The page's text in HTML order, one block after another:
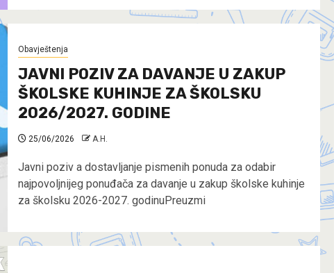
Obavještenja
JAVNI POZIV ZA DAVANJE U ZAKUP
ŠKOLSKE KUHINJE ZA ŠKOLSKU
2026/2027. GODINE
25/06/2026 A.H.
Javni poziv a dostavljanje pismenih ponuda za odabir
najpovoljnijeg ponuđača za davanje u zakup školske kuhinje
za školsku 2026-2027. godinuPreuzmi